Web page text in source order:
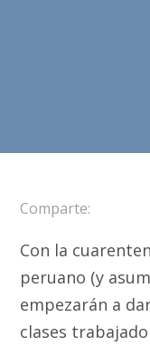
Comparte:
Con la
peruano (y
empezarán a
clases